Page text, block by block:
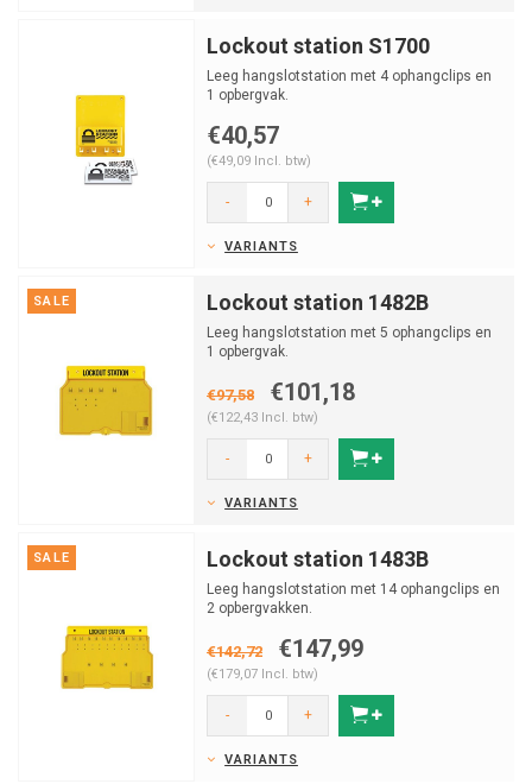
Lockout station S1700
Leeg hangslotstation met 4 ophangclips en
1 opbergvak.
€40,57
(€49,09 Incl. btw)
- +
VARIANTS
SALE Lockout station 1482B
Leeg hangslotstation met 5 ophangclips en
1 opbergvak.
€97,58 €101,18
(€122,43 Incl. btw)
- +
VARIANTS
SALE Lockout station 1483B
Leeg hangslotstation met 14 ophangclips en
2 opbergvakken.
€142,72 €147,99
(€179,07 Incl. btw)
- +
VARIANTS